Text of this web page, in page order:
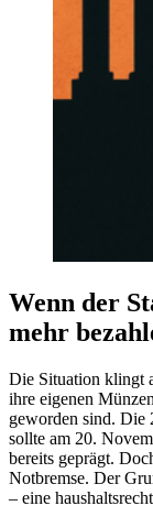
Wenn der
mehr
Die Situation klingt
ihre eigenen
geworden sind. Die
sollte am 20.
bereits geprägt.
Notbremse. Der
– eine